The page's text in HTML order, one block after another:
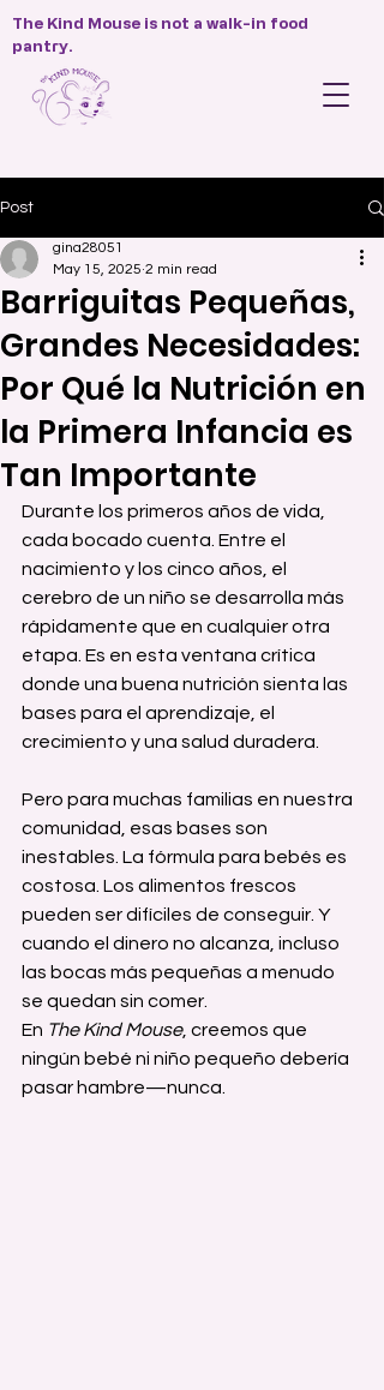
The Kind Mouse is not a walk-in food
pantry.
Post
Barriguitas Pequeñas,
Grandes Necesidades:
Por Qué la Nutrición en
la Primera Infancia es
Tan Importante
gina28051
May 15, 2025 2 min read
Durante los primeros años de vida,
cada bocado cuenta. Entre el
nacimiento y los cinco años, el
cerebro de un niño se desarrolla más
rápidamente que en cualquier otra
etapa. Es en esta ventana crítica
donde una buena nutrición sienta las
bases para el aprendizaje, el
crecimiento y una salud duradera.
Pero para muchas familias en nuestra
comunidad, esas bases son
inestables. La fórmula para bebés es
costosa. Los alimentos frescos
pueden ser difíciles de conseguir. Y
cuando el dinero no alcanza, incluso
las bocas más pequeñas a menudo
se quedan sin comer.
En The Kind Mouse, creemos que
ningún bebé ni niño pequeño debería
pasar hambre—nunca.